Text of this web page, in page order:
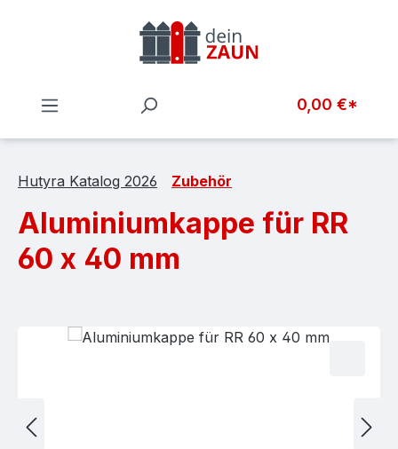
Zum Hauptinhalt springen
0,00 €*
Hutyra Katalog 2026 Zubehör
Aluminiumkappe für RR
60 x 40 mm
Bildergalerie überspringen